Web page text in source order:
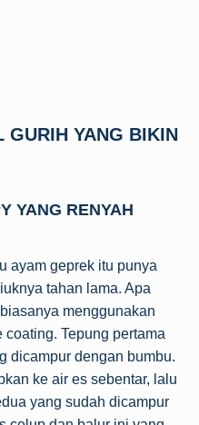
GURIH YANG BIKIN
YANG RENYAH
ayam geprek itu punya
tahan lama. Apa
menggunakan
Tepung pertama
dicampur dengan bumbu.
ke air es sebentar, lalu
yang sudah dicampur